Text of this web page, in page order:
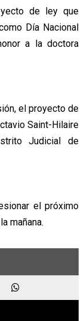
de ley que
Día Nacional
a la doctora
el proyecto de
Saint-Hilaire
Judicial de
el próximo
mañana.